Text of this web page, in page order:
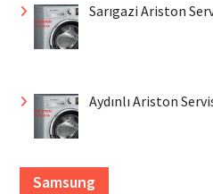
Sarıgazi Ariston
Aydınlı Ariston
Samsung